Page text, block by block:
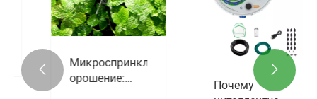
микроразбрызгиватели
повышают
эффективность
использования
воды при
поливе сада?
Посмотреть
больше >>
использования
микрораспылителя
Посмотреть
больше >>
 